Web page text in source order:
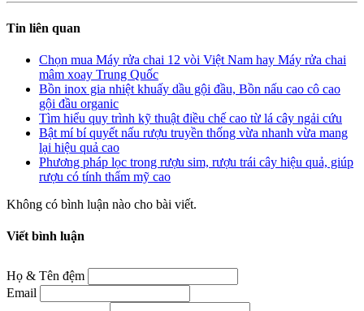
Tin liên quan
Chọn mua Máy rửa chai 12 vòi Việt Nam hay Máy rửa chai
mâm xoay Trung Quốc
Bồn inox gia nhiệt khuấy dầu gội đầu, Bồn nấu cao cô cao
gội đầu organic
Tìm hiểu quy trình kỹ thuật điều chế cao từ lá cây ngải cứu
Bật mí bí quyết nấu rượu truyền thống vừa nhanh vừa mang
lại hiệu quả cao
Phương pháp lọc trong rượu sim, rượu trái cây hiệu quả, giúp
rượu có tính thẩm mỹ cao
Không có bình luận nào cho bài viết.
Viết bình luận
Họ & Tên đệm
Email